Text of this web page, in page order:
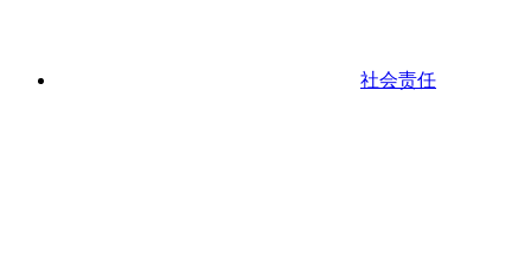
社会责任